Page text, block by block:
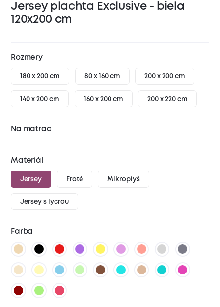
Jersey plachta Exclusive - biela
120x200 cm
Rozmery
180 x 200 cm 80 x 160 cm 200 x 200 cm
140 x 200 cm 160 x 200 cm 200 x 220 cm
Na matrac
Materiál
Jersey Froté Mikroplyš
Jersey s lycrou
Farba